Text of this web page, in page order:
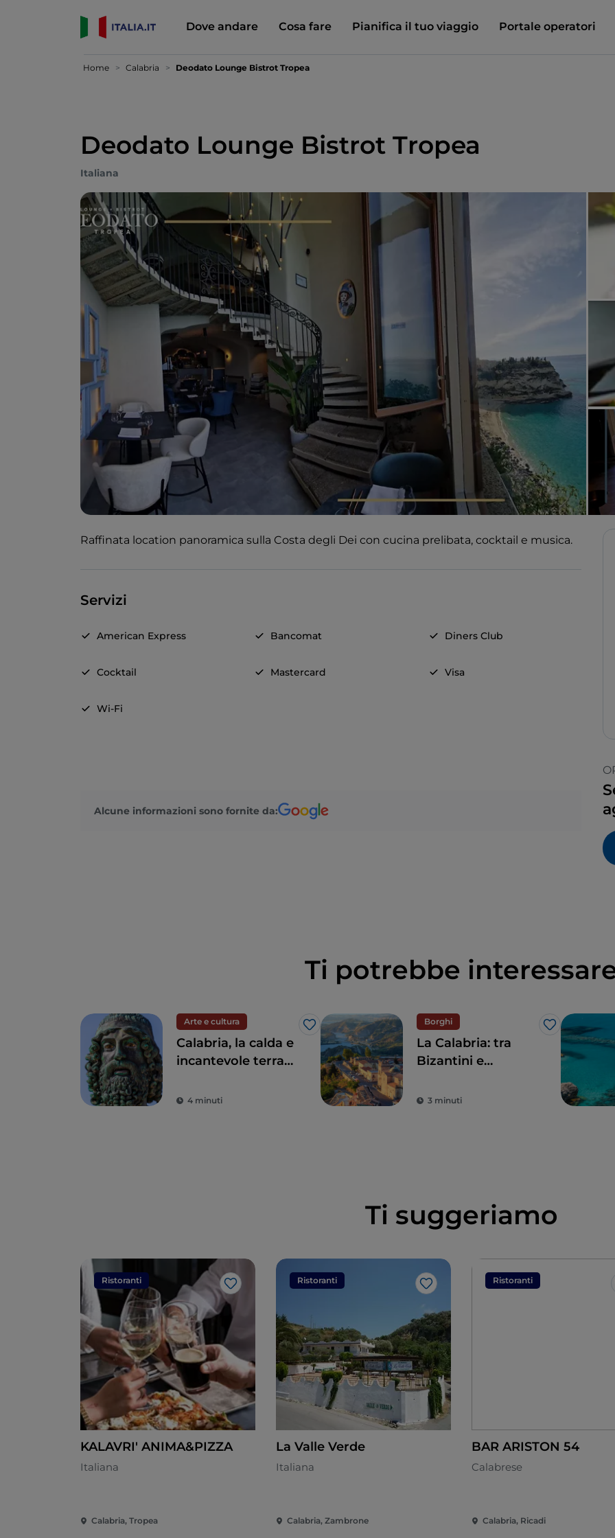
Dove andare Cosa fare Pianifica il tuo viaggio Portale operatori
Home Calabria Deodato Lounge Bistrot Tropea
Deodato Lounge Bistrot Tropea
Italiana
Raffinata location panoramica sulla Costa degli Dei con cucina prelibata, cocktail e musica.
Servizi
American Express Bancomat Diners Club
Cocktail Mastercard Visa
Wi-Fi
Alcune informazioni sono fornite da:
Ti potrebbe
Arte e cultura
Like
Calabria, la calda e
incantevole terra
4 minuti
Borghi
Like
La Calabria: tra
Bizantini e
3 minuti
Ti suggeriamo
Ristoranti
Like
KALAVRI' ANIMA&PIZZA
Italiana
Calabria, Tropea
Ristoranti
Like
La Valle Verde
Italiana
Calabria, Zambrone
Ristoranti
BAR ARISTON 54
Calabrese
Calabria, Ricadi